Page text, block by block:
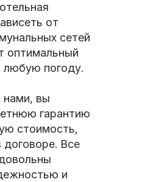
от
сетей
оптимальный
любую погоду.
нами, вы
гарантию
стоимость,
Все
и